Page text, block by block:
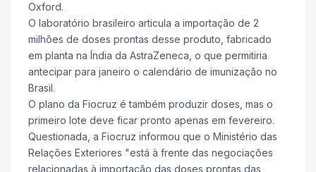
Oxford.
O laboratório brasileiro articula a importação de 2
milhões de doses prontas desse produto, fabricado
em planta na Índia da AstraZeneca, o que permitiria
antecipar para janeiro o calendário de imunização no
Brasil.
O plano da Fiocruz é também produzir doses, mas o
primeiro lote deve ficar pronto apenas em fevereiro.
Questionada, a Fiocruz informou que o Ministério das
Relações Exteriores "está à frente das negociações
relacionadas à importação das doses prontas das